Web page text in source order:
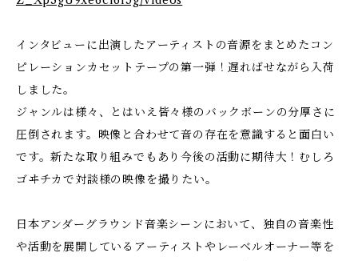
インタビューに出演したアーティストの音源をまとめたコン
ピレーションカセットテープの第一弾！遅ればせながら入荷
しました。
ジャンルは様々、とはいえ皆々様のバックボーンの分厚さに
圧倒されます。映像と合わせて音の存在を意識すると面白い
です。新たな取り組みでもあり今後の活動に期待大！むしろ
ゴヰチカで対談様の映像を撮りたい。
日本アンダーグラウンド音楽シーンにおいて、独自の音楽性
や活動を展開しているアーティストやレーベルオーナー等を